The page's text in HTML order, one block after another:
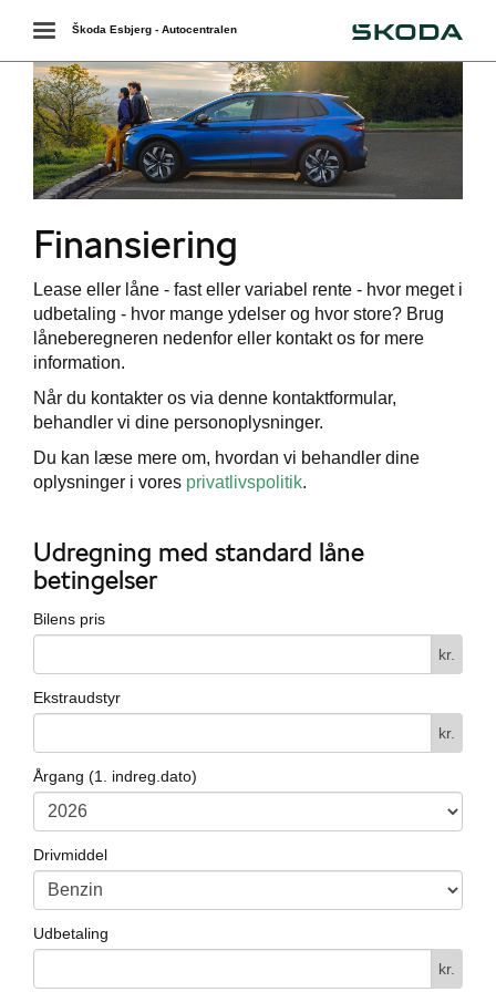
levering
modeller
- få
Toggle
navigation
Škoda Esbjerg - Autocentralen
Finansiering
Lease eller låne - fast eller variabel rente - hvor meget i
udbetaling - hvor mange ydelser og hvor store? Brug
låneberegneren nedenfor eller kontakt os for mere
information.
Når du kontakter os via denne kontaktformular,
behandler vi dine personoplysninger.
Du kan læse mere om, hvordan vi behandler dine
oplysninger i vores privatlivspolitik.
Udregning med standard låne
betingelser
Bilens pris
kr.
Ekstraudstyr
kr.
Årgang (1. indreg.dato)
Drivmiddel
Udbetaling
kr.